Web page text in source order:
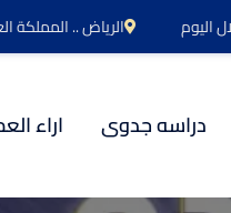
الرياض .. المملكة
دراسه جدوى اراء